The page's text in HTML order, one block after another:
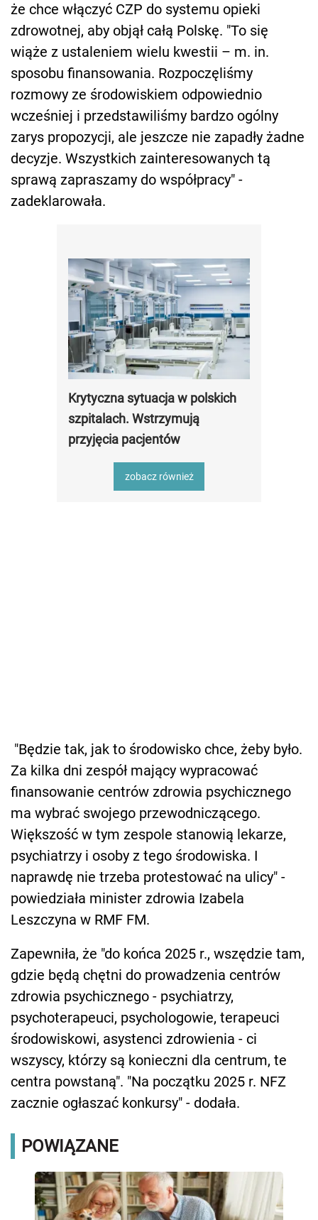
że chce włączyć CZP do systemu opieki
zdrowotnej, aby objął całą Polskę. "To się
wiąże z ustaleniem wielu kwestii – m. in.
sposobu finansowania. Rozpoczęliśmy
rozmowy ze środowiskiem odpowiednio
wcześniej i przedstawiliśmy bardzo ogólny
zarys propozycji, ale jeszcze nie zapadły żadne
decyzje. Wszystkich zainteresowanych tą
sprawą zapraszamy do współpracy" -
zadeklarowała.
Krytyczna sytuacja w polskich
szpitalach. Wstrzymują
przyjęcia pacjentów
zobacz również
"Będzie tak, jak to środowisko chce, żeby było.
Za kilka dni zespół mający wypracować
finansowanie centrów zdrowia psychicznego
ma wybrać swojego przewodniczącego.
Większość w tym zespole stanowią lekarze,
psychiatrzy i osoby z tego środowiska. I
naprawdę nie trzeba protestować na ulicy" -
powiedziała minister zdrowia Izabela
Leszczyna w RMF FM.
Zapewniła, że "do końca 2025 r., wszędzie tam,
gdzie będą chętni do prowadzenia centrów
zdrowia psychicznego - psychiatrzy,
psychoterapeuci, psychologowie, terapeuci
środowiskowi, asystenci zdrowienia - ci
wszyscy, którzy są konieczni dla centrum, te
centra powstaną". "Na początku 2025 r. NFZ
zacznie ogłaszać konkursy" - dodała.
POWIĄZANE